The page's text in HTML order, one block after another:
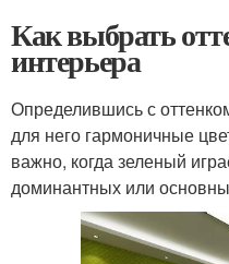
Как выбрать
интерьера
Определившись с
для него гармоничные
важно, когда зеленый
доминантных или